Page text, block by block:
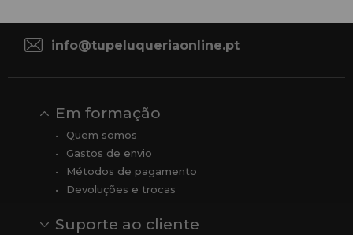
info@tupeluqueriaonline.pt
Em formação
Quem somos
Gastos de envio
Métodos de pagamento
Devoluções e trocas
Suporte ao cliente